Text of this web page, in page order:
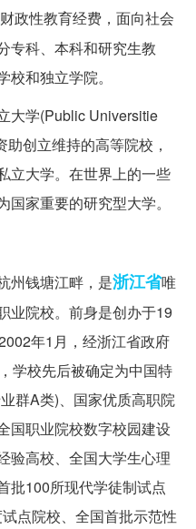
财政性教育经费，面向社会
专科、本科和研究生教
和独立学院。
大学(Public Universitie
创立维持的高等院校，
立大学。在世界上的一些
家重要的研究型大学。
州钱塘江畔，是浙江省唯
业院校。前身是创办于19
年1月，经浙江省政府
学校先后被确定为中国特
群A类)、国家优质高职院
国职业院校数字校园建设
验高校、全国大学生心理
批100所现代学徒制试点
点院校、全国首批示范性